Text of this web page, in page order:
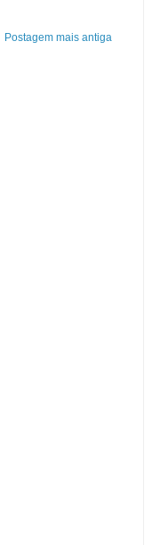
Postagem mais antiga